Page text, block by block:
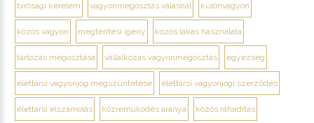
bírósági kérelem vagyonmegosztás válásnál különvagyon
közös vagyon megtérítési igény közös lakás használata
tartozás megosztása vállalkozás vagyonmegosztás egyezség
élettársi vagyonjog megszüntetése élettársi vagyonjogi szerződés
élettársi elszámolás közreműködés aránya közös ráfordítás